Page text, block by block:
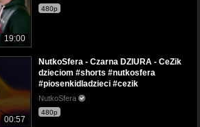
19:00
480p
00:57
NutkoSfera - Czarna DZIURA - CeZik
dzieciom #shorts #nutkosfera
#piosenkidladzieci #cezik
NutkoSfera
480p